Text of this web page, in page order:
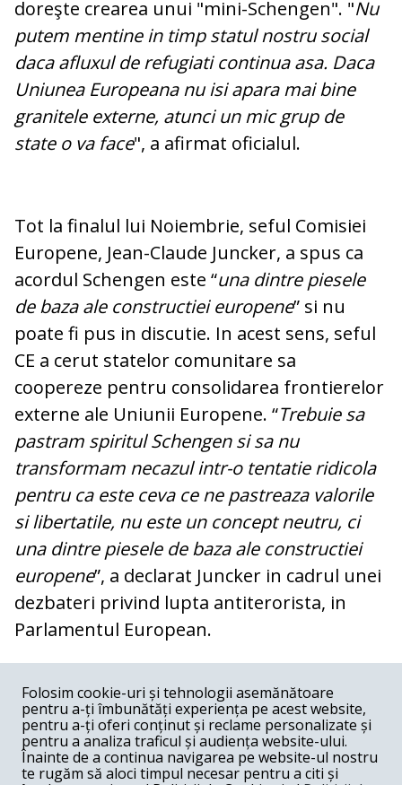
doreşte crearea unui "mini-Schengen". "Nu
putem mentine in timp statul nostru social
daca afluxul de refugiati continua asa. Daca
Uniunea Europeana nu isi apara mai bine
granitele externe, atunci un mic grup de
state o va face", a afirmat oficialul.
Tot la finalul lui Noiembrie, seful Comisiei
Europene, Jean-Claude Juncker, a spus ca
acordul Schengen este “una dintre piesele
de baza ale constructiei europene” si nu
poate fi pus in discutie. In acest sens, seful
CE a cerut statelor comunitare sa
coopereze pentru consolidarea frontierelor
externe ale Uniunii Europene. “Trebuie sa
pastram spiritul Schengen si sa nu
transformam necazul intr-o tentatie ridicola
pentru ca este ceva ce ne pastreaza valorile
si libertatile, nu este un concept neutru, ci
una dintre piesele de baza ale constructiei
europene”, a declarat Juncker in cadrul unei
dezbateri privind lupta antiterorista, in
Parlamentul European.
COMENTARII
Nume
Email
Folosim cookie-uri și tehnologii asemănătoare
pentru a-ți îmbunătăți experiența pe acest website,
pentru a-ți oferi conținut și reclame personalizate și
pentru a analiza traficul și audiența website-ului.
Înainte de a continua navigarea pe website-ul nostru
te rugăm să aloci timpul necesar pentru a citi și